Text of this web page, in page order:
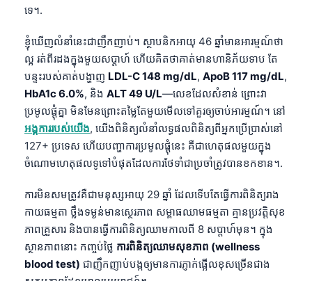
ទេ។.
ខ្ញុំឃើញលំនាំនេះជាញឹកញាប់។ ស្ថាបនិកអាយុ 46 ឆ្នាំមានអារម្មណ៍ថា
ល្អ រត់ពីរដងក្នុងមួយសប្តាហ៍ ហើយគិតថាគាត់មានហានិភ័យទាប តែ
បន្ទះរបស់គាត់បង្ហាញ LDL-C 148 mg/dL, ApoB 117 mg/dL,
HbA1c 6.0%, និង ALT 49 U/L—លេខដែលសំខាន់ ព្រោះវា
ប្រមូលផ្តុំគ្នា មិនមែនព្រោះតម្លៃតែមួយមើលទៅគួរឲ្យចាប់អារម្មណ៍។ នៅ
អង្គការរបស់យើង, យើងពិនិត្យលំនាំលទ្ធផលពិនិត្យពីអ្នកប្រើប្រាស់នៅ
127+ ប្រទេស ហើយបញ្ហាការប្រមូលផ្តុំនេះ គឺជាហេតុផលមួយក្នុង
ចំណោមហេតុផលទូទៅបំផុតដែលការថែទាំជាប្រចាំត្រូវបានខកខាន។.
ការមិនសមត្រូវគឺជាមនុស្សអាយុ 29 ឆ្នាំ ដែលទើបតែធ្វើការពិនិត្យរាង
កាយធម្មតា ថ្លឹងទម្ងន់មានស្ថេរភាព សម្ពាធឈាមធម្មតា គ្មានប្រវត្តិសុខ
ភាពគ្រួសារ និងបានធ្វើការពិនិត្យឈាមកាលពី 8 សប្តាហ៍មុន។ ក្នុង
ស្ថានភាពនោះ កញ្ចប់ថ្លៃ ការពិនិត្យឈាមសុខភាព (wellness
blood test) ជាញឹកញាប់បង្កឲ្យមានការភ្ញាក់ផ្អើលខុសច្រើនជាង